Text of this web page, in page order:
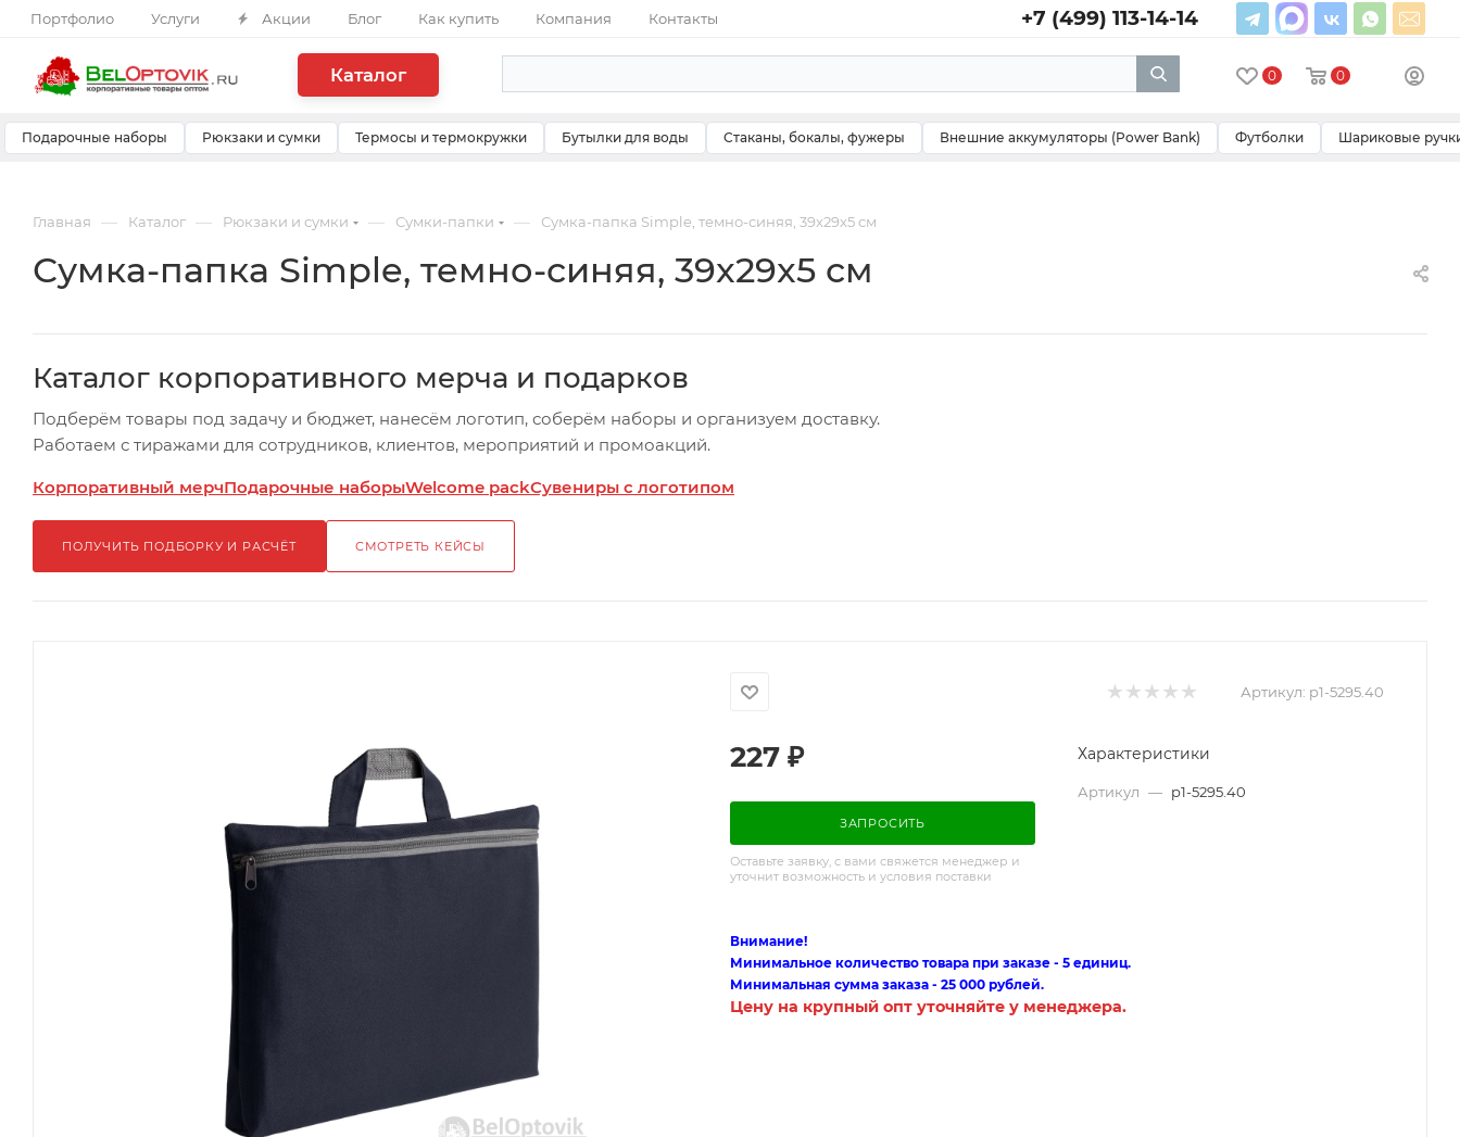
Портфолио Услуги Акции Блог Как купить Компания Контакты +7 (499) 113-14-14
Каталог 0 0
Подарочные наборы Рюкзаки и сумки Термосы и термокружки Бутылки для воды Стаканы, бокалы, фужеры Внешние аккумуляторы (Power Bank) Футболки Шариковые
Главная — Каталог — Рюкзаки и сумки — Сумки-папки — Сумка-папка Simple, темно-синяя, 39x29x5 см
Сумка-папка Simple, темно-синяя, 39x29x5 см
Каталог корпоративного мерча и подарков
Подберём товары под задачу и бюджет, нанесём логотип, соберём наборы и организуем доставку.
Работаем с тиражами для сотрудников, клиентов, мероприятий и промоакций.
Корпоративный мерчПодарочные наборыWelcome packСувениры с логотипом
ПОЛУЧИТЬ ПОДБОРКУ И РАСЧЁТ СМОТРЕТЬ КЕЙСЫ
Артикул: p1-5295.40
227 ₽
ЗАПРОСИТЬ
Оставьте заявку, с вами свяжется менеджер и
уточнит возможность и условия поставки
Характеристики
Артикул — p1-5295.40
Внимание!
Минимальное количество товара при заказе - 5 единиц.
Минимальная сумма заказа - 25 000 рублей.
Цену на крупный опт уточняйте у менеджера.